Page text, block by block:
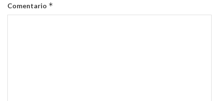
Comentario *